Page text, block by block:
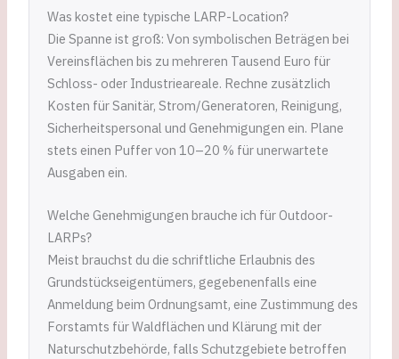
Was kostet eine typische LARP-Location?
Die Spanne ist groß: Von symbolischen Beträgen bei
Vereinsflächen bis zu mehreren Tausend Euro für
Schloss- oder Industrieareale. Rechne zusätzlich
Kosten für Sanitär, Strom/Generatoren, Reinigung,
Sicherheitspersonal und Genehmigungen ein. Plane
stets einen Puffer von 10–20 % für unerwartete
Ausgaben ein.
Welche Genehmigungen brauche ich für Outdoor-
LARPs?
Meist brauchst du die schriftliche Erlaubnis des
Grundstückseigentümers, gegebenenfalls eine
Anmeldung beim Ordnungsamt, eine Zustimmung des
Forstamts für Waldflächen und Klärung mit der
Naturschutzbehörde, falls Schutzgebiete betroffen